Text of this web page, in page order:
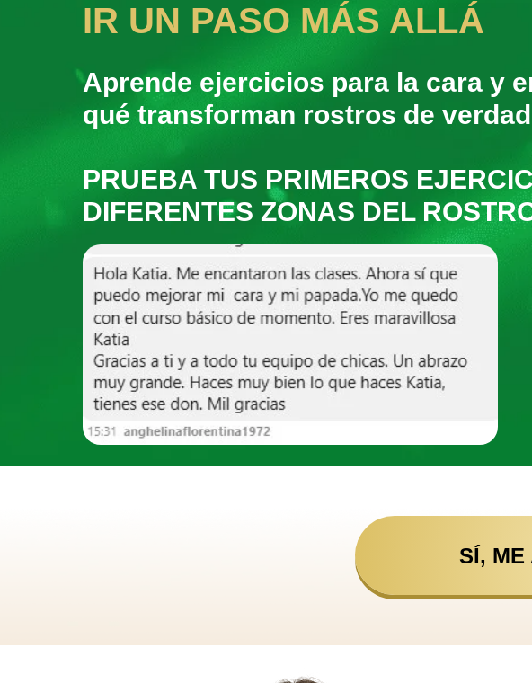
IR UN PASO MÁS ALLÁ
Aprende ejercicios para la cara y
qué transforman rostros de verdad
PRUEBA TUS PRIMEROS
DIFERENTES ZONAS DEL
SÍ, ME